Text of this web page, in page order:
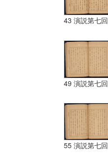
43 演説第七回
49 演説第七回
55 演説第七回